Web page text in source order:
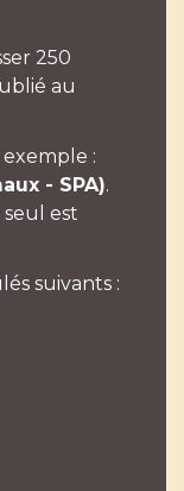
250
au
:
- SPA).
est
suivants :